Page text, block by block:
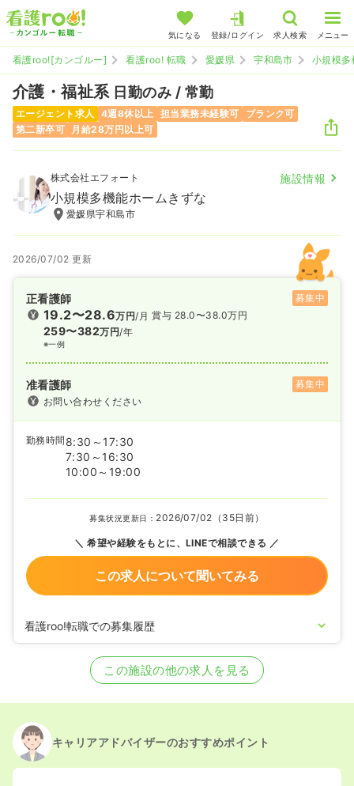
気になる 登録/ログイン 求人検索 メニュー
看護roo![カンゴルー] 看護roo! 転職 愛媛県 宇和島市 小規模
介護・福祉系 日勤のみ / 常勤
エージェント求人 4週8休以上 担当業務未経験可
ブランク可
第二新卒可
月給28万円以上可
株式会社エフォート 施設情報
小規模多機能ホームきずな
愛媛県宇和島市
2026/07/02 更新
正看護師 募集中
19.2〜28.6万円/月
259〜382万円/年
※一例
賞与 28.0〜38.0万円
准看護師
募集中
お問い合わせください
勤務時間 8:30～17:30
7:30～16:30
10:00～19:00
募集状況更新日： 2026/07/02（35日前）
希望や経験をもとに、LINEで相談できる
この求人について聞いてみる
看護roo!転職での募集履歴
正看護師の募集を休止
正看護師の募集を開始
この施設の他の求人を見る
キャリアアドバイザーのおすすめポイント